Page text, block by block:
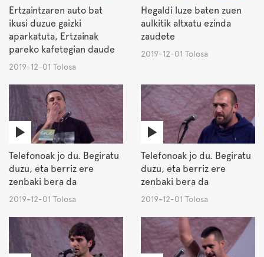
Ertzaintzaren auto bat
ikusi duzue gaizki
aparkatuta, Ertzainak
pareko kafetegian daude
2019-12-01 Tolosa
Hegaldi luze baten zuen
aulkitik altxatu ezinda
zaudete
2019-12-01 Tolosa
Telefonoak jo du. Begiratu
duzu, eta berriz ere
zenbaki bera da
2019-12-01 Tolosa
Telefonoak jo du. Begiratu
duzu, eta berriz ere
zenbaki bera da
2019-12-01 Tolosa